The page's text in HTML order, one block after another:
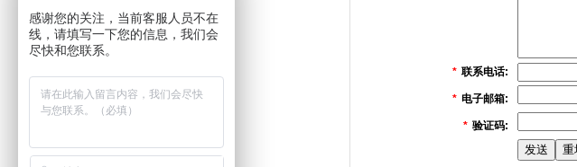
* 联系电话:
* 电子邮箱:
* 验证码:
感谢您的关注，当前客服人员不在
线，请填写一下您的信息，我们会
尽快和您联系。